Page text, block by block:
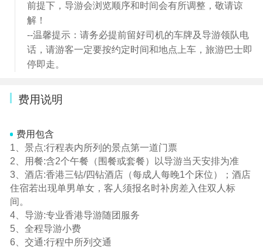
前提下，导游会浏览顺序和时间会有所调整，敬请谅
解！
--温馨提示：请务必提前留好司机的车牌及导游领队电
话，请游客一定要按约定时间和地点上车，旅游巴士即
停即走。
费用说明
费用包含
1、景点:行程表内所列的景点第一道门票
2、用餐:含2个午餐（围餐或套餐）以导游当天安排为准
3、酒店:香港三钻/四钻酒店（每成人每晚1个床位）；酒店
住宿若出现单男单女，客人须报名时补房差入住双人标
间。
4、导游:专业香港导游随团服务
5、全程导游小费
6、交通:行程中所列交通